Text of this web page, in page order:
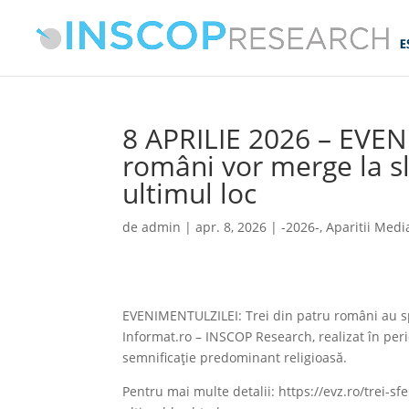
8 APRILIE 2026 –
români vor merge la
ultimul loc
deadmin |apr. 8, 2026 |-2026-,Aparitii
EVENIMENTULZILEI: Trei din patru români
Informat.ro – INSCOP Research, realizat în
semnificație predominant religioasă.
Pentru mai multe detalii: https://evz.ro/trei-